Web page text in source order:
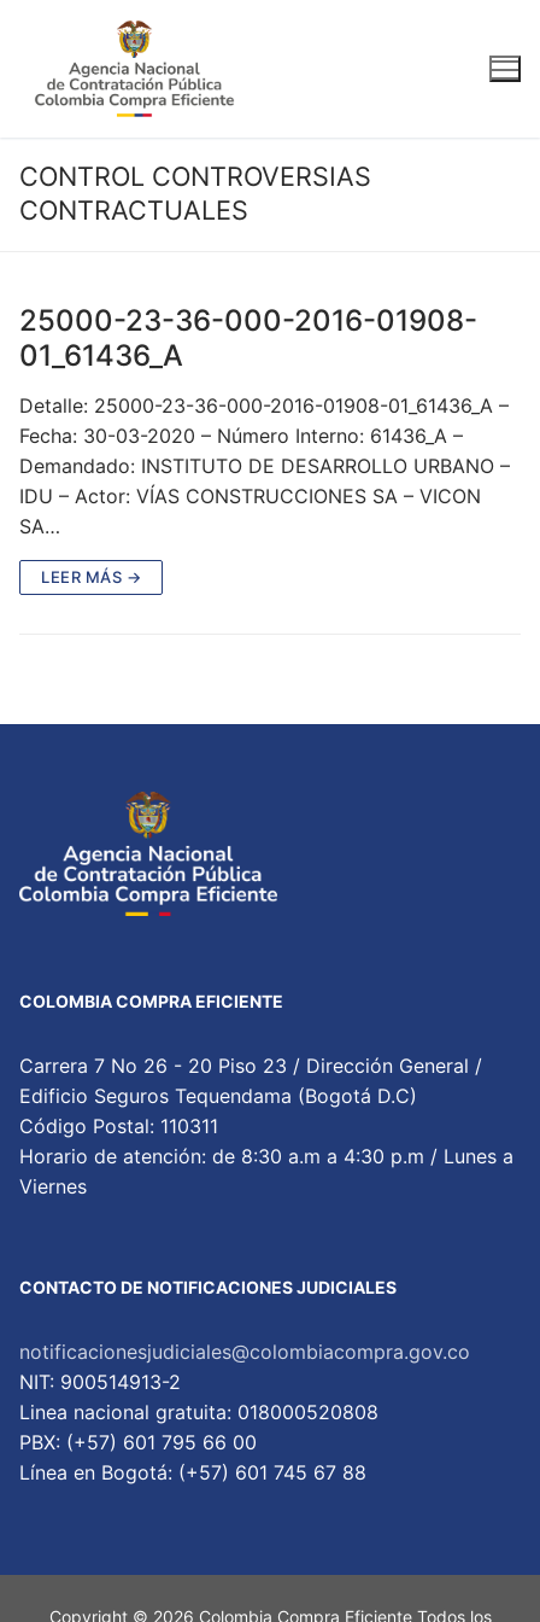
contenido
CONTROL CONTROVERSIAS
CONTRACTUALES
25000-23-36-000-2016-01908-
01_61436_A
Detalle: 25000-23-36-000-2016-01908-01_61436_A –
Fecha: 30-03-2020 – Número Interno: 61436_A –
Demandado: INSTITUTO DE DESARROLLO URBANO –
IDU – Actor: VÍAS CONSTRUCCIONES SA – VICON
SA…
LEER MÁS →
COLOMBIA COMPRA EFICIENTE
Carrera 7 No 26 - 20 Piso 23 / Dirección General /
Edificio Seguros Tequendama (Bogotá D.C)
Código Postal: 110311
Horario de atención: de 8:30 a.m a 4:30 p.m / Lunes a
Viernes
CONTACTO DE NOTIFICACIONES JUDICIALES
notificacionesjudiciales@colombiacompra.gov.co
NIT: 900514913-2
Linea nacional gratuita: 018000520808
PBX: (+57) 601 795 66 00
Lí­nea en Bogotá: (+57) 601 745 67 88
Copyright © 2026 Colombia Compra Eficiente Todos los